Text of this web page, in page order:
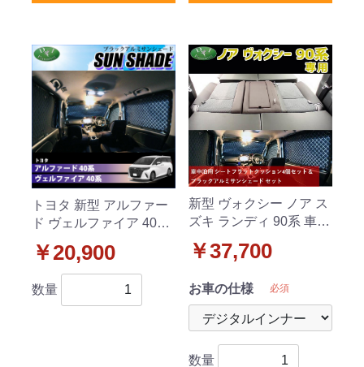
トヨタ 新型 アルファー
ド ヴェルファイア 40系
イプ ブラックアルミサ
ンシェード 〔BMS〕 受
注生産
￥20,900
数量
新型 ヴォクシー ノア ス
ズキ ランディ 90系 車中
ション & ブラックアル
￥37,700
お車の仕様 必須
数量